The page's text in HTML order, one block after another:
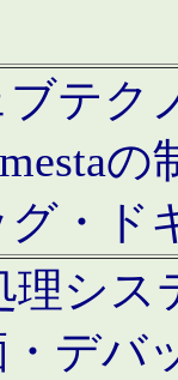
テク
・ド
理シ
・デバ